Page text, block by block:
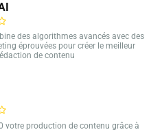
des algorithmes avancés avec des
éprouvées pour créer le meilleur
de contenu
votre production de contenu grâce à